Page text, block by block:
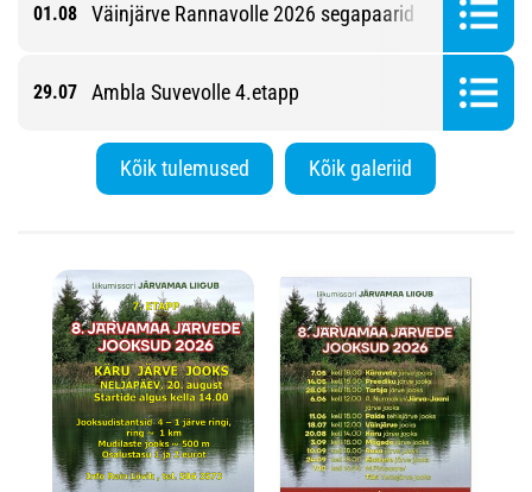
01.08 Väinjärve Rannavolle 2026 segapaarid 4. etapp
29.07 Ambla Suvevolle 4.etapp
Kõik tulemused Kõik galeriid